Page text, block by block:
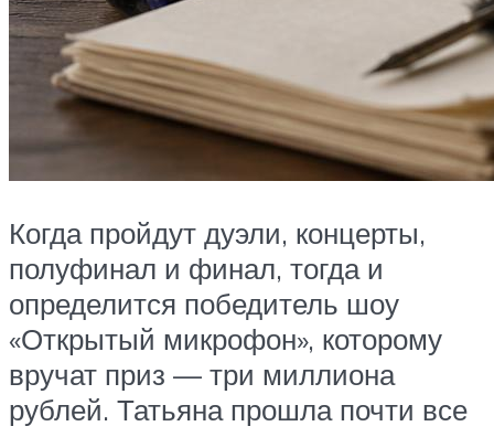
Когда пройдут дуэли, концерты,
полуфинал и финал, тогда и
определится победитель шоу
«Открытый микрофон», которому
вручат приз — три миллиона
рублей. Татьяна прошла почти все